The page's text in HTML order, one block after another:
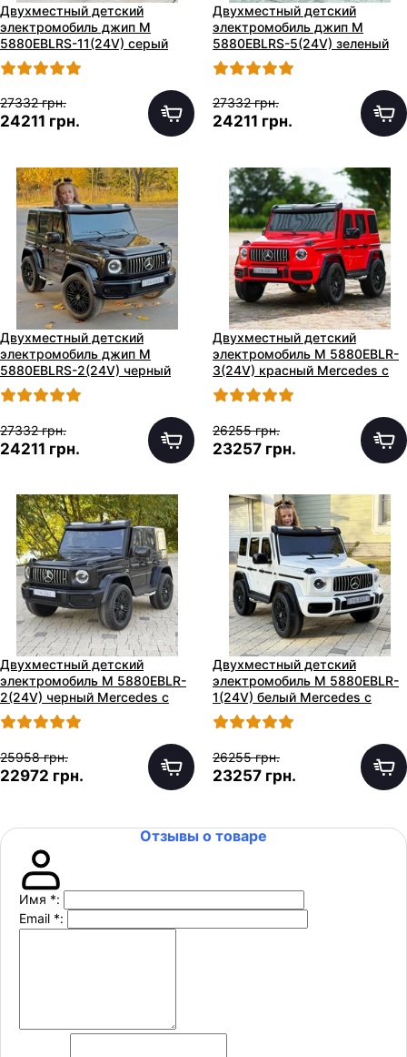
Двухместный детский
электромобиль джип M
5880EBLRS-11(24V) серый
Mercedes в автопокраске
27332 грн.
24211 грн.
Двухместный детский
электромобиль джип M
5880EBLRS-5(24V) зеленый
Mercedes в автопокраске
27332 грн.
24211 грн.
Двухместный детский
электромобиль джип M
5880EBLRS-2(24V) черный
Mercedes в автопокраске
27332 грн.
24211 грн.
Двухместный детский
электромобиль M 5880EBLR-
3(24V) красный Mercedes с
четырьмя моторами
26255 грн.
23257 грн.
Двухместный детский
электромобиль M 5880EBLR-
2(24V) черный Mercedes с
четырьмя моторами
25958 грн.
22972 грн.
Двухместный детский
электромобиль M 5880EBLR-
1(24V) белый Mercedes с
четырьмя моторами
26255 грн.
23257 грн.
Отзывы о товаре
Имя *:
Email *: